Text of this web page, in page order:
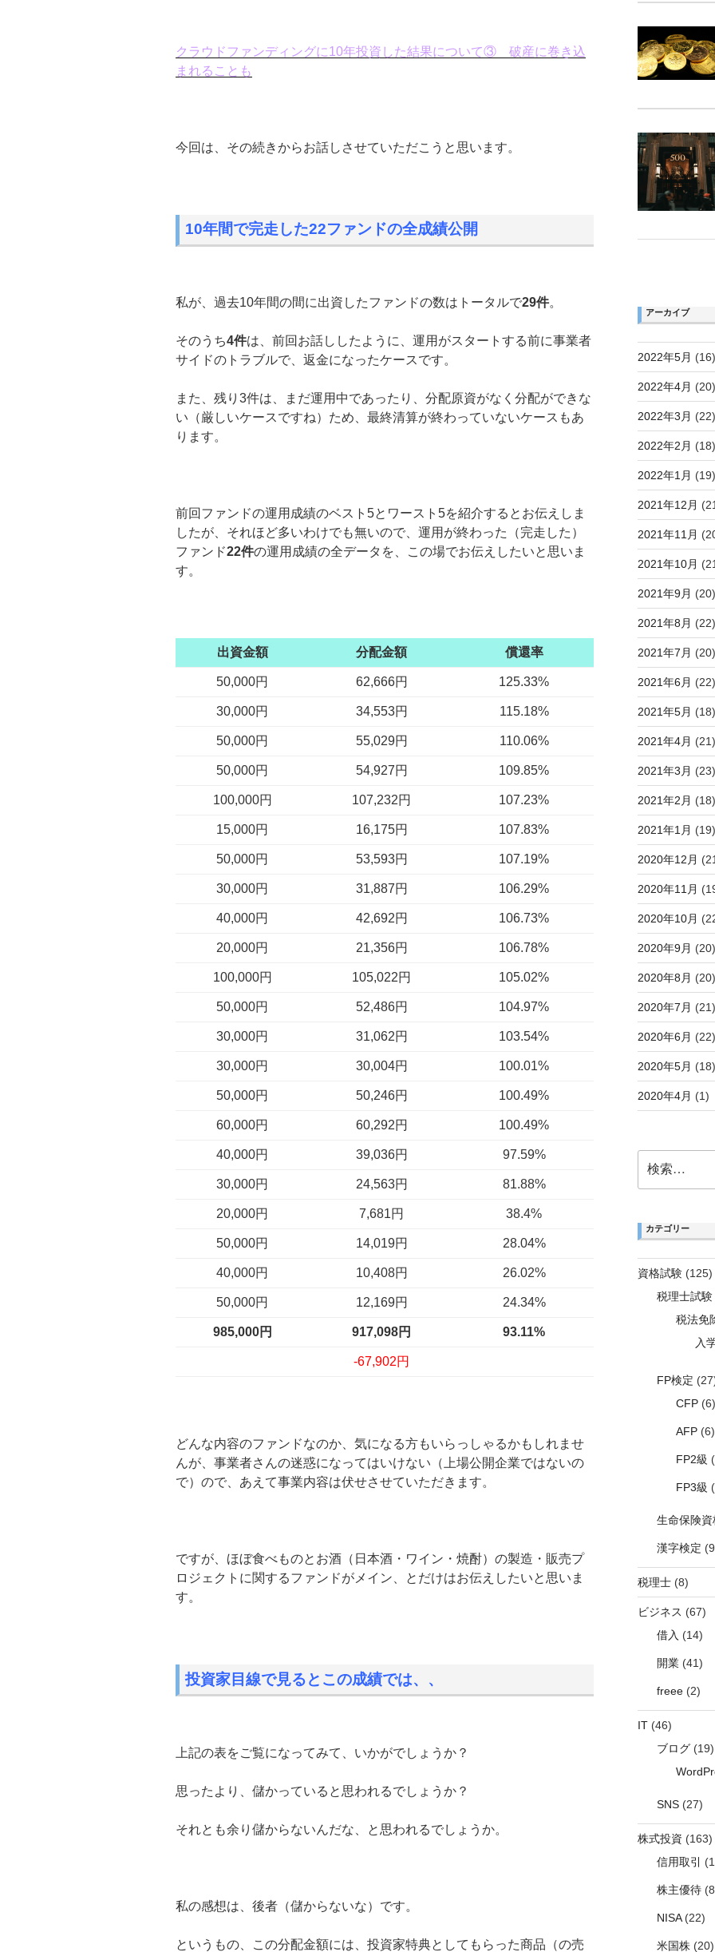
クラウドファンディングに10年投資した結果について③ 破産に巻き込
まれることも
今回は、その続きからお話しさせていただこうと思います。
10年間で完走した22ファンドの全成績公開
私が、過去10年間の間に出資したファンドの数はトータルで29件。
そのうち4件は、前回お話ししたように、運用がスタートする前に事業者
サイドのトラブルで、返金になったケースです。
また、残り3件は、まだ運用中であったり、分配原資がなく分配ができな
い（厳しいケースですね）ため、最終清算が終わっていないケースもあ
ります。
前回ファンドの運用成績のベスト5とワースト5を紹介するとお伝えしま
したが、それほど多いわけでも無いので、運用が終わった（完走した）
ファンド22件の運用成績の全データを、この場でお伝えしたいと思いま
す。
出資金額 分配金額 償還率
50,000円 62,666円 125.33%
30,000円 34,553円 115.18%
50,000円 55,029円 110.06%
50,000円 54,927円 109.85%
100,000円 107,232円 107.23%
15,000円 16,175円 107.83%
50,000円 53,593円 107.19%
30,000円 31,887円 106.29%
40,000円 42,692円 106.73%
20,000円 21,356円 106.78%
100,000円 105,022円 105.02%
50,000円 52,486円 104.97%
30,000円 31,062円 103.54%
30,000円 30,004円 100.01%
50,000円 50,246円 100.49%
60,000円 60,292円 100.49%
40,000円 39,036円 97.59%
30,000円 24,563円 81.88%
20,000円 7,681円 38.4%
50,000円 14,019円 28.04%
40,000円 10,408円 26.02%
50,000円 12,169円 24.34%
985,000円 917,098円 93.11%
-67,902円
どんな内容のファンドなのか、気になる方もいらっしゃるかもしれませ
んが、事業者さんの迷惑になってはいけない（上場公開企業ではないの
で）ので、あえて事業内容は伏せさせていただきます。
ですが、ほぼ食べものとお酒（日本酒・ワイン・焼酎）の製造・販売プ
ロジェクトに関するファンドがメイン、とだけはお伝えしたいと思いま
す。
投資家目線で見るとこの成績では、、
上記の表をご覧になってみて、いかがでしょうか？
思ったより、儲かっていると思われるでしょうか？
それとも余り儲からないんだな、と思われるでしょうか。
私の感想は、後者（儲からないな）です。
というもの、この分配金額には、投資家特典としてもらった商品（の売
アーカイブ
2022年5月 (16)
2022年4月 (20)
2022年3月 (22)
2022年2月 (18)
2022年1月 (19)
2021年12月
2021年11月
2021年10月
2021年9月 (20)
2021年8月 (22)
2021年7月 (20)
2021年6月 (22)
2021年5月 (18)
2021年4月 (21)
2021年3月 (23)
2021年2月 (18)
2021年1月 (19)
2020年12月
2020年11月
2020年10月
2020年9月 (20)
2020年8月 (20)
2020年7月 (21)
2020年6月 (22)
2020年5月 (18)
2020年4月 (1)
索:
カテゴリー
資格試験(125)
税理士試験
税法免
入
FP検定
CFP(6)
AFP(6)
FP2級
FP3級
生命保険資
漢字検定
税理士(8)
ビジネス (67)
借入 (14)
開業(41)
freee(2)
IT(46)
ブログ(19)
SNS(27)
株式投資 (163)
信用取引
株主優待
NISA(22)
米国株(20)